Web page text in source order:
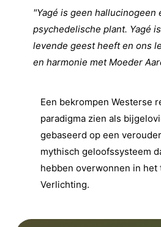
"Yagé is geen hallucinogeen
psychedelische plant. Yagé
levende geest heeft en ons
en harmonie met Moeder
Een bekrompen Westerse
paradigma zien als
gebaseerd op een
mythisch geloofssysteem
hebben overwonnen in het
Verlichting.